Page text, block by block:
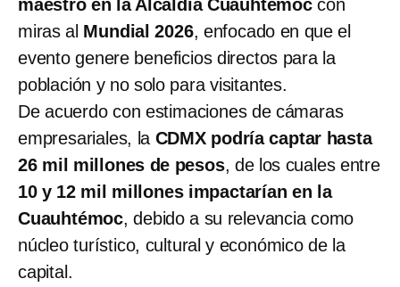
maestro en la Alcaldía Cuauhtémoccon
miras al Mundial 2026, enfocado en que el
evento genere beneficios directos para la
población y no solo para visitantes.
De acuerdo con estimaciones de cámaras
empresariales, la CDMX podría captar hasta
26 mil millones de pesos, de los cuales entre
10 y 12 mil millones impactarían en la
Cuauhtémoc, debido a su relevancia como
núcleo turístico, cultural y económico de la
capital.